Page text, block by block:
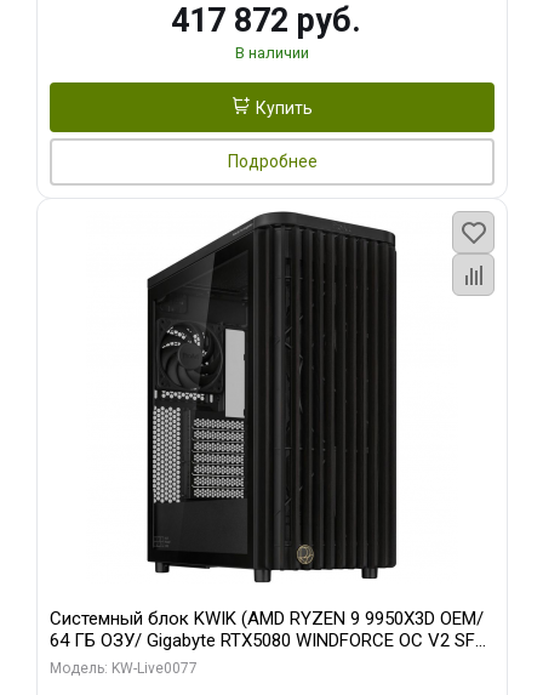
417 872 руб.
В наличии
Купить
Подробнее
Системный блок KWIK (AMD RYZEN 9 9950X3D OEM/
64 ГБ ОЗУ/ Gigabyte RTX5080 WINDFORCE OC V2 SFF
16GB GDDR7 256b/ 960 ГБ SSD)
Модель: KW-Live0077